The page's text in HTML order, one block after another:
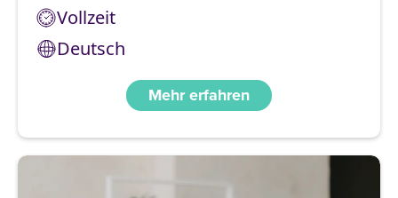
Vollzeit
Deutsch
Mehr erfahren